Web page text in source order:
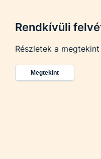
Rendkívüli
Részletek a
Megtekint